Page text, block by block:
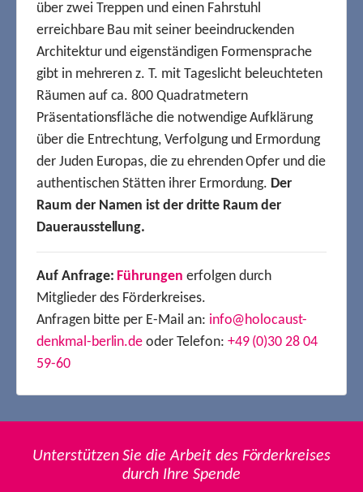
über zwei Treppen und einen Fahrstuhl
erreichbare Bau mit seiner beeindruckenden
Architektur und eigenständigen Formensprache
gibt in mehreren z. T. mit Tageslicht beleuchteten
Räumen auf ca. 800 Quadratmetern
Präsentationsfläche die notwendige Aufklärung
über die Entrechtung, Verfolgung und Ermordung
der Juden Europas, die zu ehrenden Opfer und die
authentischen Stätten ihrer Ermordung. Der
Raum der Namen ist der dritte Raum der
Dauerausstellung.
Auf Anfrage: Führungen erfolgen durch
Mitglieder des Förderkreises.
Anfragen bitte per E-Mail an: info@holocaust-
denkmal-berlin.de oder Telefon: +49 (0)30 28 04
59-60
Unterstützen Sie die Arbeit des Förderkreises
durch Ihre Spende